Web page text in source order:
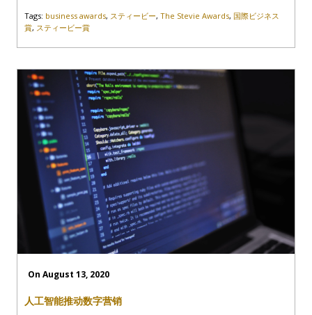
Tags: business awards, スティービー, The Stevie Awards, 国際ビジネス
賞, スティービー賞
On August 13, 2020
人工智能推动数字营销